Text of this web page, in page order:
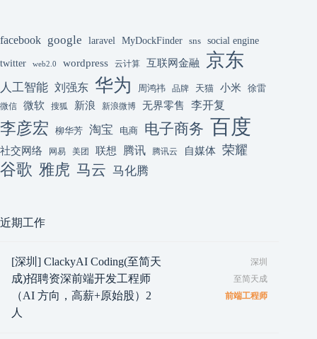
facebook google laravel MyDockFinder sns social engine
twitter web2.0 wordpress 云计算 互联网金融 京东
人工智能 刘强东 华为 周鸿祎 品牌 天猫 小米 徐雷
微信 微软 搜狐 新浪 新浪微博 无界零售 李开复
李彦宏 柳华芳 淘宝 电商 电子商务 百度
社交网络 网易 美团 联想 腾讯 腾讯云 自媒体 荣耀
谷歌 雅虎 马云 马化腾
近期工作
[深圳] ClackyAI Coding(至简天
成)招聘资深前端开发工程师
（AI 方向，高薪+原始股）2
人
深圳
至简天成
前端工程师